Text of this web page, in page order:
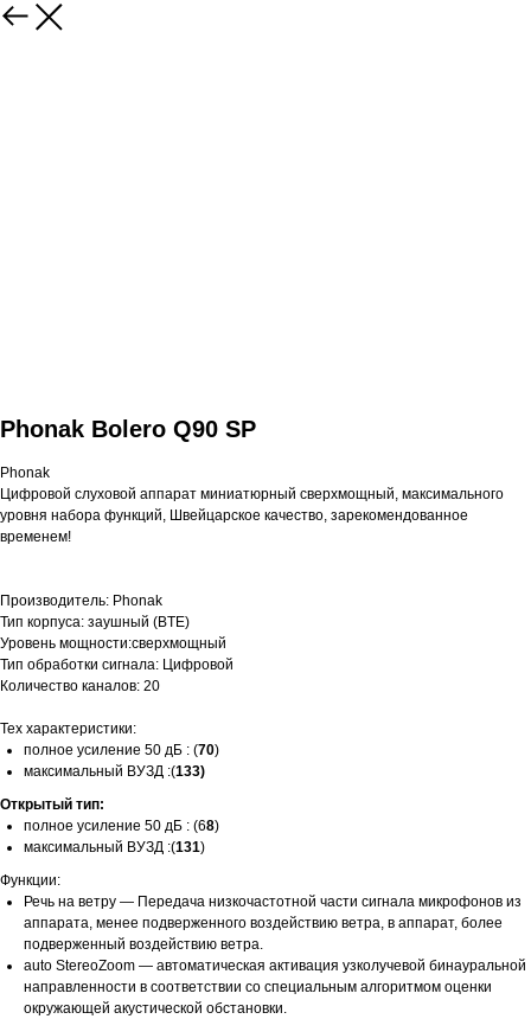
Phonak Bolero Q90 SP
Phonak
Цифровой слуховой аппарат миниатюрный сверхмощный, максимального
уровня набора функций, Швейцарское качество, зарекомендованное
временем!
Производитель: Phonak
Тип корпуса: заушный (BTE)
Уровень мощности:сверхмощный
Тип обработки сигнала: Цифровой
Количество каналов: 20
Тех характеристики:
полное усиление 50 дБ : (70)
максимальный ВУЗД :(133)
Открытый тип:
полное усиление 50 дБ : (68)
максимальный ВУЗД :(131)
Функции:
Речь на ветру — Передача низкочастотной части сигнала микрофонов из
аппарата, менее подверженного воздействию ветра, в аппарат, более
подверженный воздействию ветра.
auto StereoZoom — автоматическая активация узколучевой бинауральной
направленности в соответствии со специальным алгоритмом оценки
окружающей акустической обстановки.